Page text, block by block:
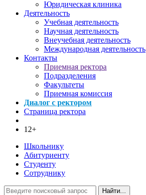
Юридическая клиника
Деятельность
Учебная деятельность
Научная деятельность
Внеучебная деятельность
Международная деятельность
Контакты
Приемная ректора
Подразделения
Факультеты
Приемная комиссия
Диалог с ректором
Страница ректора
12+
Школьнику
Абитуриенту
Студенту
Сотруднику
Найти...